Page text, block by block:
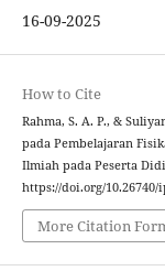
16-09-2025
How to Cite
Rahma, S. A. P., &
pada Pembelajaran
Ilmiah pada Peserta
https://doi.org/10.26740/
More Citation